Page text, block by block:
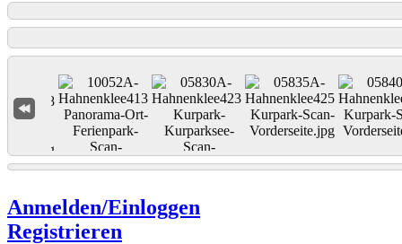
Anmelden/Einloggen
Registrieren